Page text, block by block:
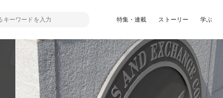
特集・連載 ストーリー 学ぶ